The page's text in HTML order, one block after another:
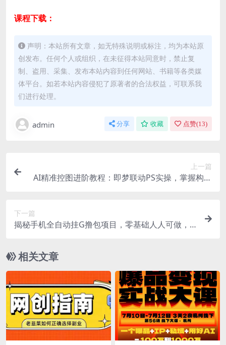
课程下载：
声明：本站所有文章，如无特殊说明或标注，均为本站原
创发布。任何个人或组织，在未征得本站同意时，禁止复
制、盗用、采集、发布本站内容到任何网站、书籍等各类媒
体平台。如若本站内容侵犯了原著者的合法权益，可联系我
们进行处理。
admin 分享 收藏 点赞(13)
上一篇
AI精准控图进阶教程：即梦联动PS实操，掌握构图
下一篇
揭秘手机全自动挂G撸包项目，零基础人人可做，
相关文章